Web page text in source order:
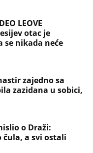
LEOVE
otac je
nikada neće
zajedno sa
zazidana u sobici,
o Draži:
čula, a svi ostali